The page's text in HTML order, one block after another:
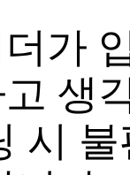
가
생
시